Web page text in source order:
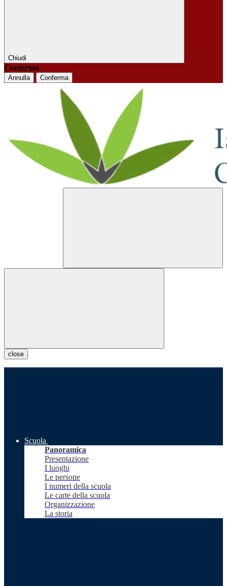
Chiudi
Conferma
Annulla Conferma
close
Scuola
Panoramica
Presentazione
I luoghi
Le persone
I numeri della scuola
Le carte della scuola
Organizzazione
La storia